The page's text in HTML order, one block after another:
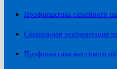
Профилактика семейного
Социальная реабилитация
Профилактика жестокого